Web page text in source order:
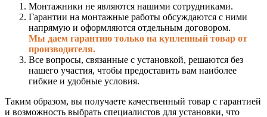
Монтажники не являются нашими сотрудниками.
Гарантии на монтажные работы обсуждаются с ними
напрямую и оформляются отдельным договором.
Мы даем гарантию только на купленный товар от
производителя.
Все вопросы, связанные с установкой, решаются без
нашего участия, чтобы предоставить вам наиболее
гибкие и удобные условия.
Таким образом, вы получаете качественный товар с гарантией
и возможность выбрать специалистов для установки, что